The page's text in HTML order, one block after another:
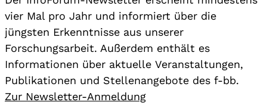
vier Mal pro Jahr und informiert über die
jüngsten Erkenntnisse aus unserer
Forschungsarbeit. Außerdem enthält es
Informationen über aktuelle Veranstaltungen,
Publikationen und Stellenangebote des f-bb.
Zur Newsletter-Anmeldung